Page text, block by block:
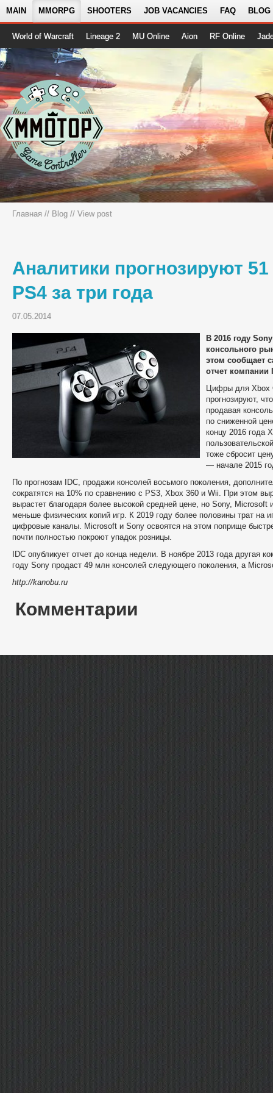
MAIN MMORPG SHOOTERS JOB VACANCIES FAQ BLOG
World of Warcraft Lineage 2 MU Online Aion RF Online
Главная // Blog // View post
Аналитики прогнозируют
PS4 за три года
07.05.2014
В 2016 году
консольного
этом сообщает
отчет компании
Цифры для Xbox
прогнозируют,
продавая
по сниженной
концу 2016 года
тоже сбросит
— начале 2015
По прогнозам IDC, продажи консолей восьмого поколения,
сократятся на 10% по сравнению с PS3, Xbox 360 и Wii. При этом
вырастет благодаря более высокой средней цене, но Sony, Microsoft
меньше физических копий игр. К 2019 году более половины трат на
цифровые каналы. Microsoft и Sony освоятся на этом поприще
почти полностью покроют упадок розницы.
IDC опубликует отчет до конца недели. В ноябре 2013 года другая
году Sony продаст 49 млн консолей следующего поколения, а
http://kanobu.ru
Комментарии